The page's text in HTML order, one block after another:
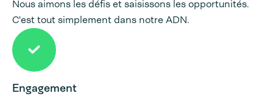
Nous aimons les défis et saisissons les opportunités.
C'est tout simplement dans notre ADN.
Engagement